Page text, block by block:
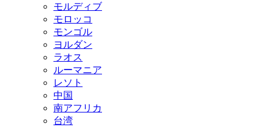
モルディブ
モロッコ
モンゴル
ヨルダン
ラオス
ルーマニア
レソト
中国
南アフリカ
台湾